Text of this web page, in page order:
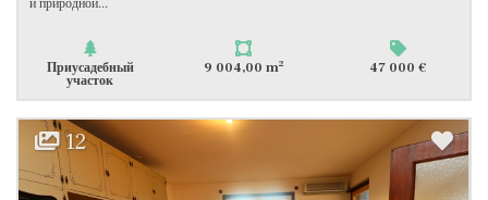
и природной...
Приусадебный
участок
9 004,00 m2 47 000 €
12